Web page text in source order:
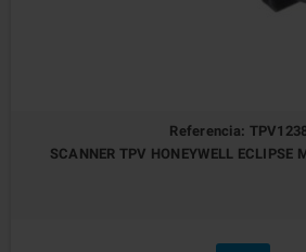
Referencia:
SCANNER TPV HONEYWELL ECLIPSE